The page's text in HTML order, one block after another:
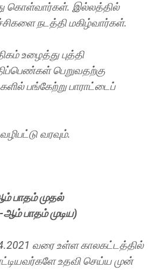
கொள்வார்கள். இல்லத்தில்
நடத்தி மகிழ்வார்கள்.
உழைத்து புத்தி
பெறுவதற்கு
பங்கேற்று பாராட்டைப்
வரவும்.
பாதம் முதல்
ஆம் பாதம் முடிய)
வரை உள்ள காலகட்டத்தில்
உதவி செய்ய முன்